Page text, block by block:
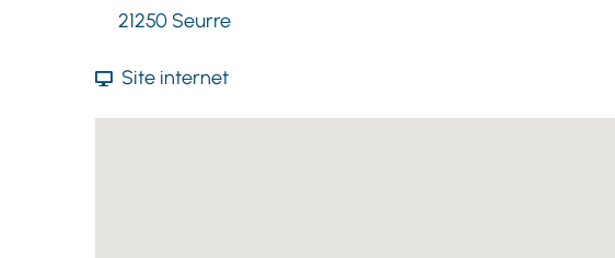
21250 Seurre
Site internet